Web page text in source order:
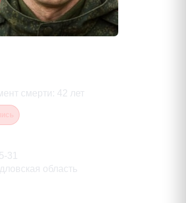
смерти : 42 лет
31
область